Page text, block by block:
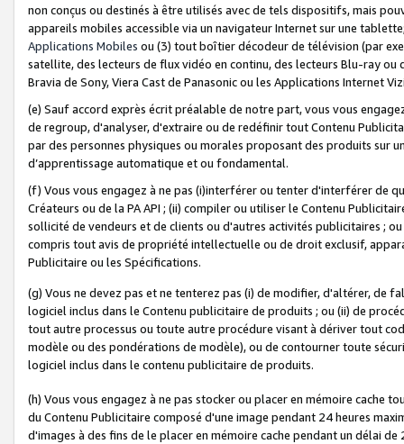
non conçus ou destinés à être utilisés avec de tels dispositifs, mais
appareils mobiles accessible via un navigateur Internet sur une
Applications Mobiles ou (3) tout boîtier décodeur de télévision (par
satellite, des lecteurs de flux vidéo en continu, des lecteurs Blu-ray
Bravia de Sony, Viera Cast de Panasonic ou les Applications Internet
(e) Sauf accord exprès écrit préalable de notre part, vous vous
de regroup, d'analyser, d'extraire ou de redéfinir tout Contenu
par des personnes physiques ou morales proposant des produits sur
d’apprentissage automatique et ou fondamental.
(f) Vous vous engagez à ne pas (i)interférer ou tenter d'interférer de
Créateurs ou de la PA API ; (ii) compiler ou utiliser le Contenu
sollicité de vendeurs et de clients ou d'autres activités publicitaires ;
compris tout avis de propriété intellectuelle ou de droit exclusif,
Publicitaire ou les Spécifications.
(g) Vous ne devez pas et ne tenterez pas (i) de modifier, d'altérer, de
logiciel inclus dans le Contenu publicitaire de produits ; ou (ii) de
tout autre processus ou toute autre procédure visant à dériver tout
modèle ou des pondérations de modèle), ou de contourner toute
logiciel inclus dans le contenu publicitaire de produits.
(h) Vous vous engagez à ne pas stocker ou placer en mémoire cache
du Contenu Publicitaire composé d'une image pendant 24 heures
d'images à des fins de le placer en mémoire cache pendant un délai